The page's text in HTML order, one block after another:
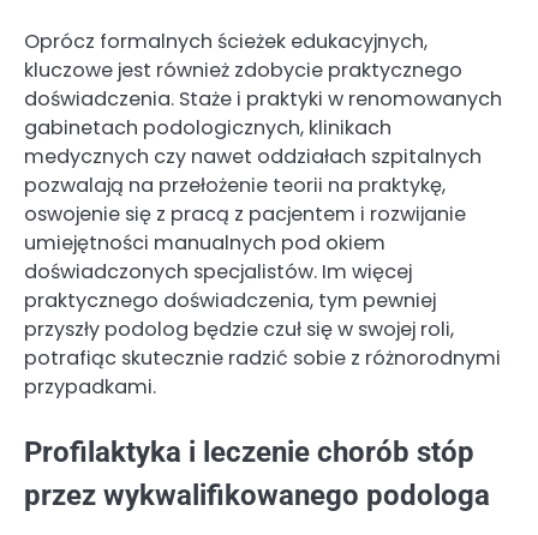
Oprócz formalnych ścieżek edukacyjnych,
kluczowe jest również zdobycie praktycznego
doświadczenia. Staże i praktyki w renomowanych
gabinetach podologicznych, klinikach
medycznych czy nawet oddziałach szpitalnych
pozwalają na przełożenie teorii na praktykę,
oswojenie się z pracą z pacjentem i rozwijanie
umiejętności manualnych pod okiem
doświadczonych specjalistów. Im więcej
praktycznego doświadczenia, tym pewniej
przyszły podolog będzie czuł się w swojej roli,
potrafiąc skutecznie radzić sobie z różnorodnymi
przypadkami.
Profilaktyka i leczenie chorób stóp
przez wykwalifikowanego podologa